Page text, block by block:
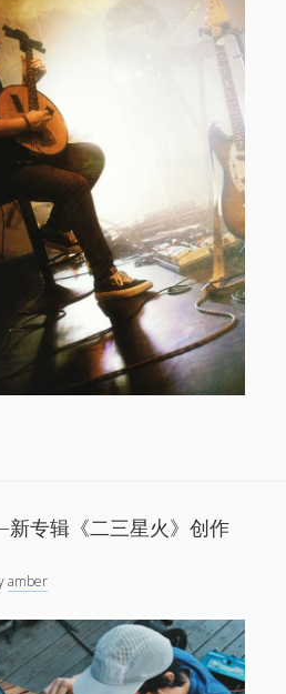
和所属机构名称。
00:00
8:26
7:42
专辑《二三星火》创作
amber